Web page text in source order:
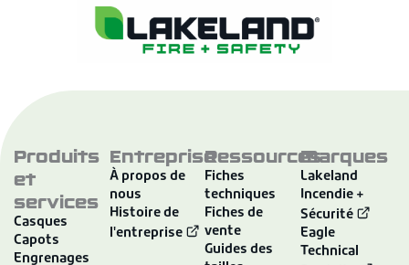
Produits
et
services
Casques
Capots
Engrenages
Entreprise
À propos de
nous
Histoire de
l'entreprise
Ressources
Fiches
techniques
Fiches de
vente
Guides des
Marques
Lakeland
Incendie +
Sécurité
Eagle
Technical